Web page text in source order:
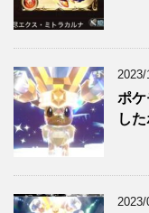
2023/
ポケ
し